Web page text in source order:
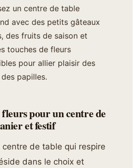
un centre de table
avec des petits gâteaux
des fruits de saison et
touches de fleurs
pour allier plaisir des
papilles.
pour un centre de
et festif
centre de table qui respire
dans le choix et